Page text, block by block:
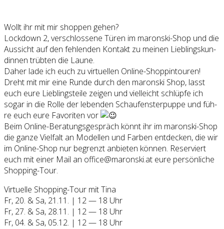
Wollt ihr mit mir shop­pen gehen?
Lock­down 2, ver­schlos­se­ne Türen im maron­ski-Shop und die
Aus­sicht auf den feh­len­den Kon­takt zu mei­nen Lieb­lings­kun­
din­nen trüb­ten die Lau­ne.
Daher lade ich euch zu vir­tu­el­len Online-Shop­pintou­ren!
Dreht mit mir eine Run­de durch den maron­ski Shop, lasst
euch eure Lieb­lings­tei­le zei­gen und viel­leicht schlüp­fe ich
sogar in die Rol­le der leben­den Schau­fens­ter­pup­pe und füh­
re euch eure Favo­ri­ten vor
Beim Online-Bera­tungs­ge­spräch könnt ihr im maron­ski-Shop
die gan­ze Viel­falt an Model­len und Far­ben ent­de­cken, die wir
im Online-Shop nur begrenzt anbie­ten kön­nen. Reser­viert
euch mit einer Mail an office@maronski.at eure per­sön­li­che
Shop­ping-Tour.
Vir­tu­el­le Shop­ping-Tour mit Tina
Fr, 20. & Sa, 21.11. | 12 — 18 Uhr
Fr, 27. & Sa, 28.11. | 12 — 18 Uhr
Fr, 04. & Sa, 05.12. | 12 — 18 Uhr